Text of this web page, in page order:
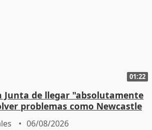
01:22
Junta de llegar "absolutamente
problemas como Newcastle
06/08/2026